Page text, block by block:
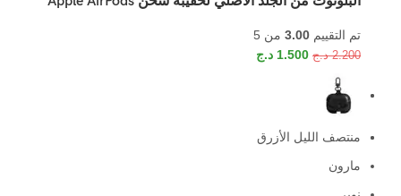
تم التقييم 3.00من 5
2.200 د.ج 1.500 د.ج
منتصف الليل الأزرق
مارون